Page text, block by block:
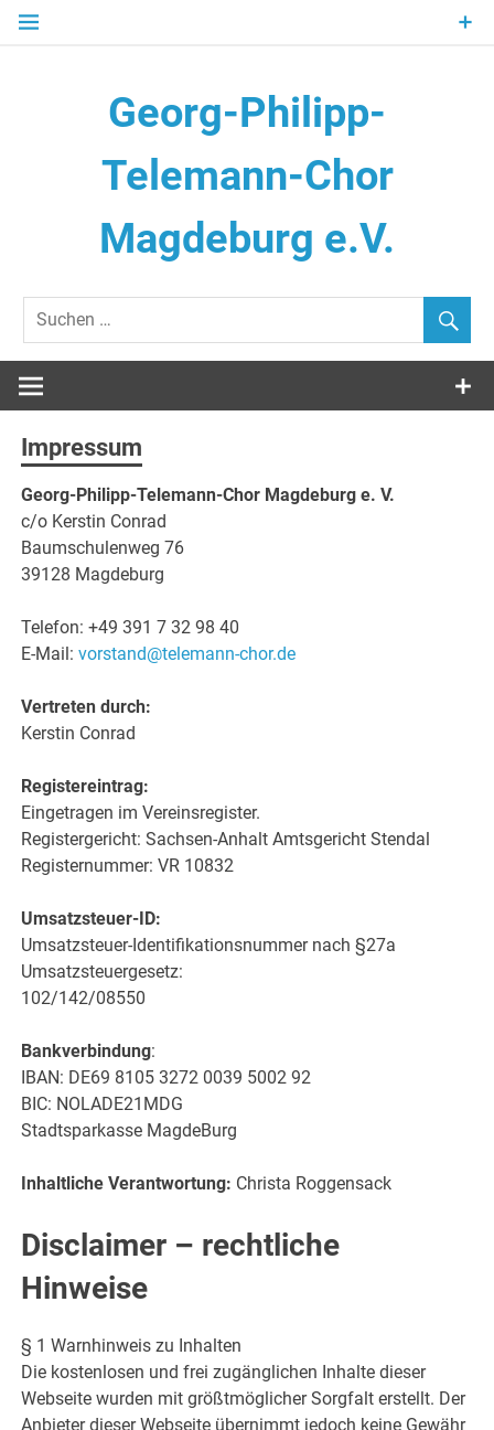
Zum
Georg-Philipp-
Telemann-Chor
Magdeburg e.V.
Impressum
Georg-Philipp-Telemann-Chor Magdeburg e. V.
c/o Kerstin Conrad
Baumschulenweg 76
39128 Magdeburg
Telefon: +49 391 7 32 98 40
E-Mail:vorstand@telemann-chor.de
Vertreten durch:
Kerstin Conrad
Registereintrag:
Eingetragen im Vereinsregister.
Registergericht: Sachsen-Anhalt Amtsgericht Stendal
Registernummer: VR 10832
Umsatzsteuer-ID:
Umsatzsteuer-Identifikationsnummer nach §27a
Umsatzsteuergesetz:
102/142/08550
Bankverbindung:
IBAN: DE69 8105 3272 0039 5002 92
BIC: NOLADE21MDG
Stadtsparkasse MagdeBurg
Inhaltliche Verantwortung: Christa Roggensack
Disclaimer – rechtliche
Hinweise
§ 1 Warnhinweis zu Inhalten
Die kostenlosen und frei zugänglichen Inhalte dieser
Webseite wurden mit größtmöglicher Sorgfalt erstellt. Der
Anbieter dieser Webseite übernimmt jedoch keine Gewähr